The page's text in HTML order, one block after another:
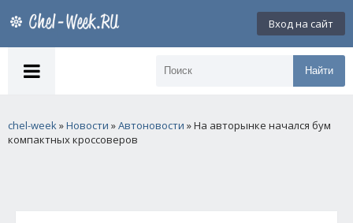
Вход на сайт
Найти
chel-week»Новости »Автоновости » На авторынке начался бум
компактных кроссоверов